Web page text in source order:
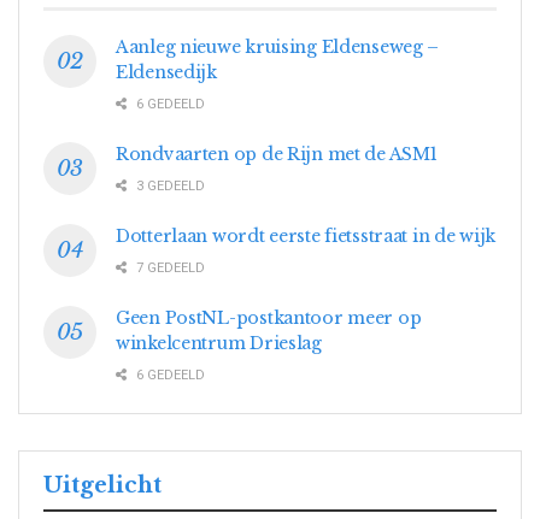
Aanleg nieuwe kruising Eldenseweg –
Eldensedijk
6 GEDEELD
Rondvaarten op de Rijn met de ASM1
3 GEDEELD
Dotterlaan wordt eerste fietsstraat in de wijk
7 GEDEELD
Geen PostNL-postkantoor meer op
winkelcentrum Drieslag
6 GEDEELD
Uitgelicht